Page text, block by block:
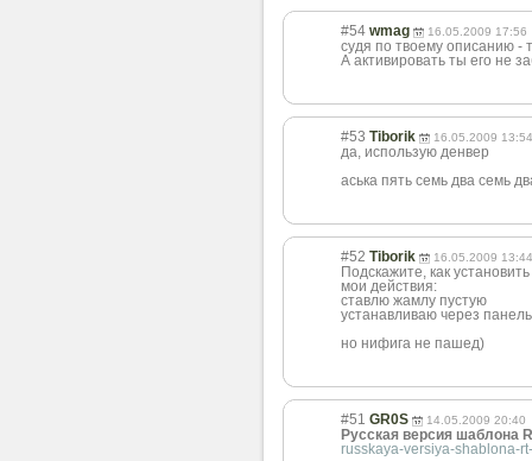
#54 wmag 16.05.2009 17:56
судя по твоему описанию -
А активировать ты его не
#53 Tiborik 16.05.2009 13:54
да, использую денвер
аська пять семь два семь
#52 Tiborik 16.05.2009 13:44
Подскажите, как
мои действия:
ставлю жамлу пустую
устанавливаю через
но нифига не пашед)
#51 GR0S 14.05.2009 20:40
Русская версия шаблона
russkaya-versiya-shablona-